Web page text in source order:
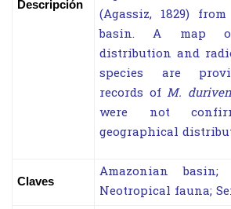
Descripción
(Agassiz, 1829)
basin. A map of
distribution and
species are
records ofM.
were not
geographical
Claves
Amazonian
Neotropical fauna;